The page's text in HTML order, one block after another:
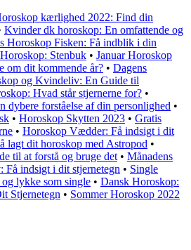
kærlighed 2022: Find din
Kvinder dk horoskop: En omfattende og
Horoskop Fisken: Få indblik i din
Stenbuk • Januar Horoskop
om dit kommende år? • Dagens
og Kvindeliv: En Guide til
Hvad står stjernerne for? •
dybere forståelse af din personlighed •
• Horoskop Skytten 2023 • Gratis
• Horoskop Vædder: Få indsigt i dit
lagt dit horoskop med Astropod •
til at forstå og bruge det • Månadens
Få indsigt i dit stjernetegn • Single
lykke som single • Dansk Horoskop:
Stjernetegn • Sommer Horoskop 2022